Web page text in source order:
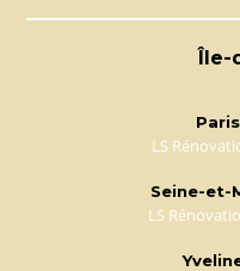
Île-
LS
Seine-et-
LS